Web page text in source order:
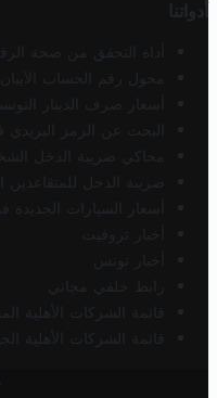
أدواتنا
أداة التحقق من صحة
محول رقم الحساب
أسعار صرف الدينار
البحث عن الرمز
محاكي ضريبة الدخل
ضريبة الدخل للمتقاعدين
أسعار السيارات الجديدة
أخبار تروفيت
أخبار تونس
رابط خلفي مجاني
قائمة الشركات الأهلية
قائمة الشركات الأهلية